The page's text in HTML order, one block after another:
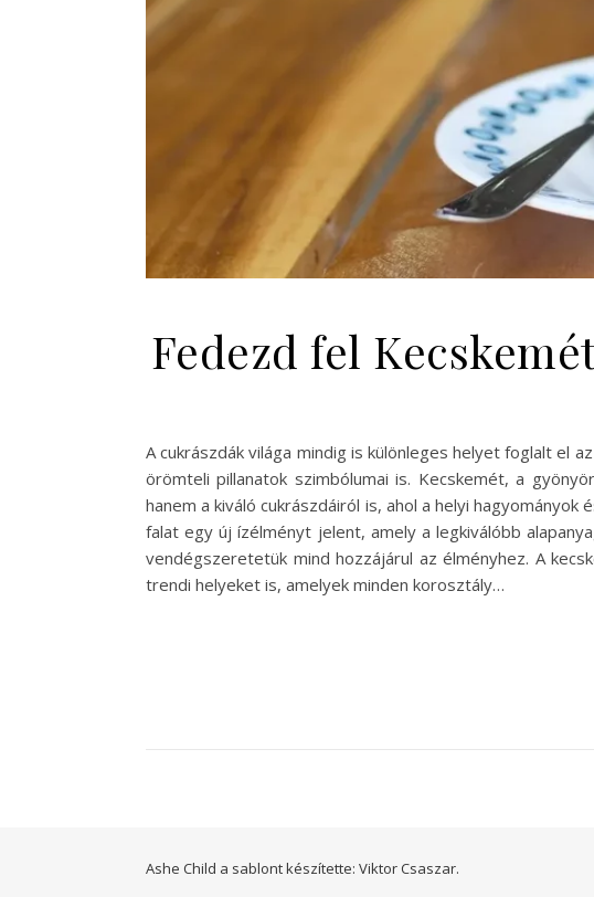
Fedezd fel
A cukrászdák világa mindig is különleges helyet foglalt el
örömteli pillanatok szimbólumai is. Kecskemét, a
hanem a kiváló cukrászdáiról is, ahol a helyi
falat egy új ízélményt jelent, amely a legkiválóbb
vendégszeretetük mind hozzájárul az élményhez. A
trendi helyeket is, amelyek minden korosztály…
Ashe Child a sablont készítette: Viktor Csaszar.